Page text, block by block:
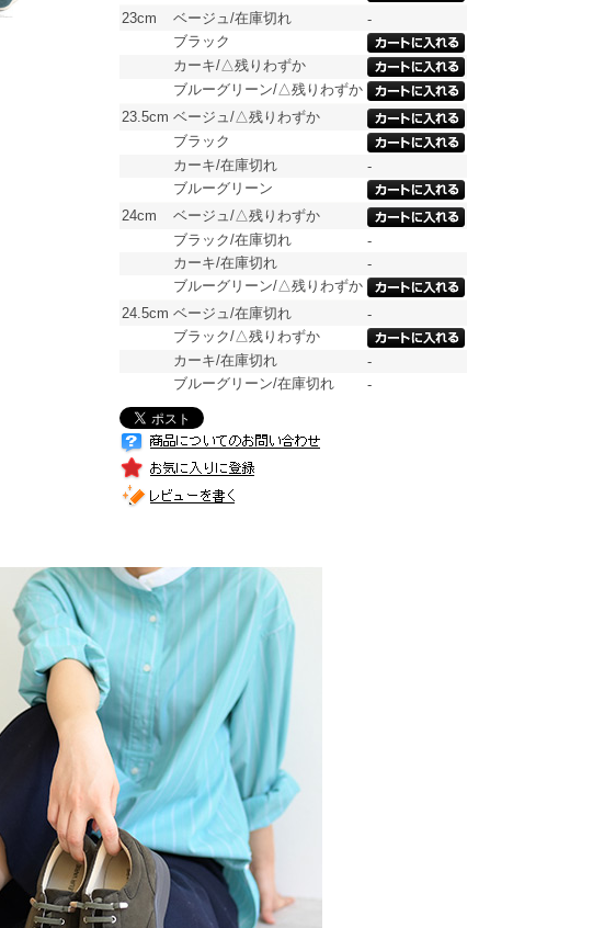
23cm
ベージュ/在庫切れ
-
ブラック
カーキ/△残りわずか
ブルーグリーン/△残りわずか
23.5cm ベージュ/△残りわずか
ブラック
カーキ/在庫切れ
-
ブルーグリーン
24cm
ベージュ/△残りわずか
ブラック/在庫切れ
-
カーキ/在庫切れ
-
ブルーグリーン/△残りわずか
24.5cm ベージュ/在庫切れ
-
ブラック/△残りわずか
カーキ/在庫切れ
-
ブルーグリーン/在庫切れ
-